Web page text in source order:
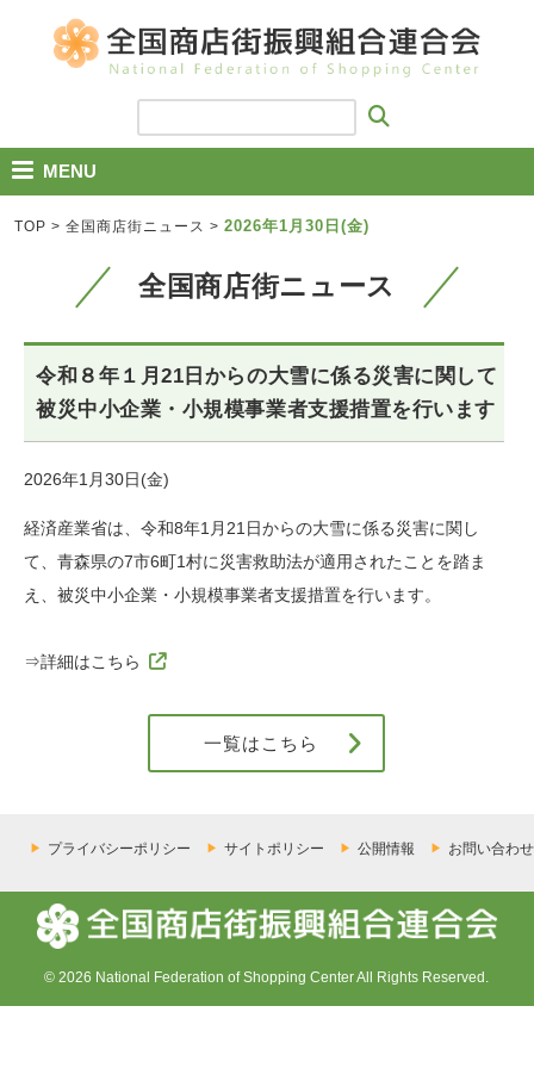
MENU
TOP >全国商店街ニュース >2026年1月30日(金)
全国商店街ニュース
令和８年１月21日からの大雪に係る災害に関して
被災中小企業・小規模事業者支援措置を行います
2026年1月30日(金)
経済産業省は、令和8年1月21日からの大雪に係る災害に関し
て、青森県の7市6町1村に災害救助法が適用されたことを踏ま
え、被災中小企業・小規模事業者支援措置を行います。
⇒詳細はこちら
一覧はこちら
プライバシーポリシー サイトポリシー 公開情報 お問い合わせ
© 2026 National Federation of Shopping Center All Rights Reserved.